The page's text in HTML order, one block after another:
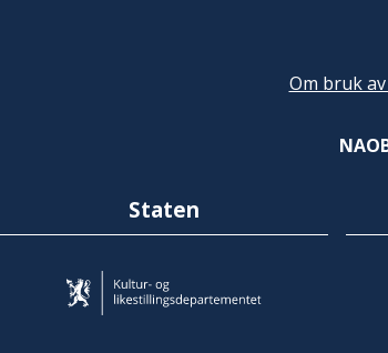
Om bruk
Staten